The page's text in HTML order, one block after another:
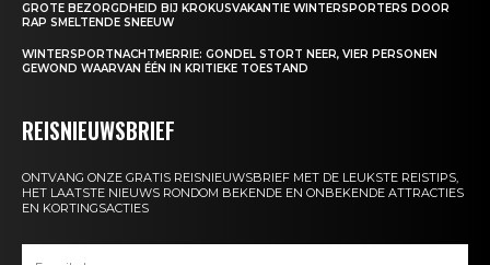
GROTE BEZORGDHEID BIJ KROKUSVAKANTIE WINTERSPORTERS DOOR
RAP SMELTENDE SNEEUW
WINTERSPORTNACHTMERRIE: GONDEL STORT NEER, VIER PERSONEN
GEWOND WAARVAN ÉÉN IN KRITIEKE TOESTAND
REISNIEUWSBRIEF
ONTVANG ONZE GRATIS REISNIEUWSBRIEF MET DE LEUKSTE REISTIPS,
HET LAATSTE NIEUWS RONDOM BEKENDE EN ONBEKENDE ATTRACTIES
EN KORTINGSACTIES